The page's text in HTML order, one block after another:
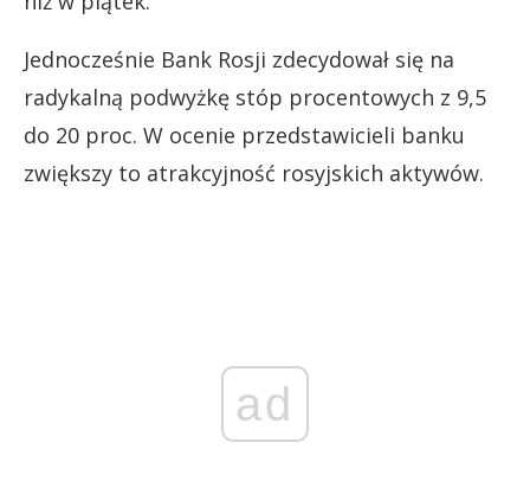
Jednocześnie Bank Rosji zdecydował się na
radykalną podwyżkę stóp procentowych z 9,5
do 20 proc. W ocenie przedstawicieli banku
zwiększy to atrakcyjność rosyjskich aktywów.
ad